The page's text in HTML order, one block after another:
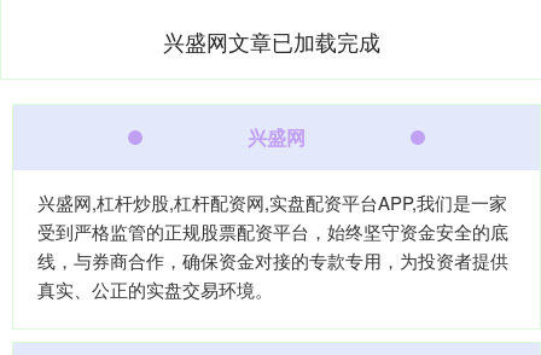
兴盛网文章已加载完成
兴盛网
兴盛网,杠杆炒股,杠杆配资网,实盘配资平台APP,我们是一家
受到严格监管的正规股票配资平台，始终坚守资金安全的底
线，与券商合作，确保资金对接的专款专用，为投资者提供
真实、公正的实盘交易环境。